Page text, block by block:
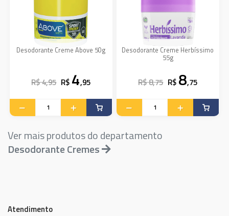
Desodorante Creme Above 50g
R$ 4,95 R$ 4,95
Desodorante Creme Herbíssimo
55g
R$ 8,75 R$ 8,75
Ver mais produtos do departamento
Desodorante Cremes
Atendimento